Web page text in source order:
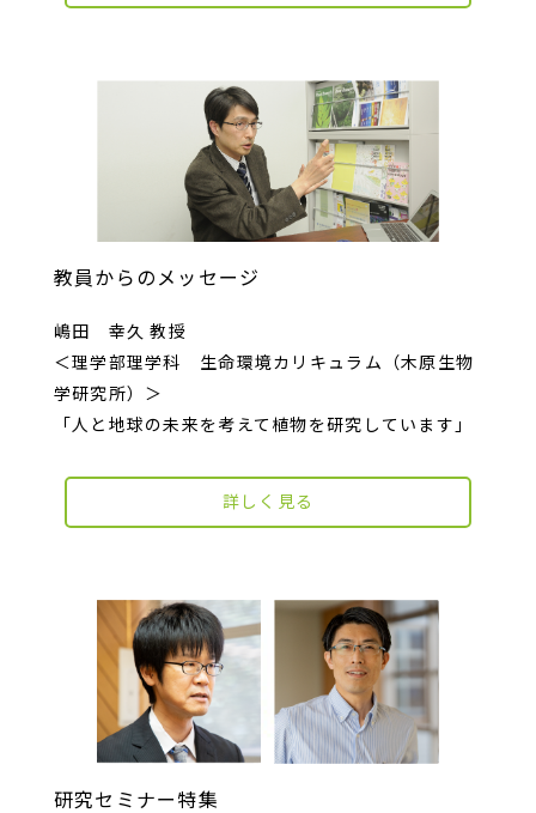
教員からのメッセージ
嶋田 幸久 教授
＜理学部理学科 生命環境カリキュラム（木原生物
学研究所）＞
「人と地球の未来を考えて植物を研究しています」
詳しく見る
研究セミナー特集